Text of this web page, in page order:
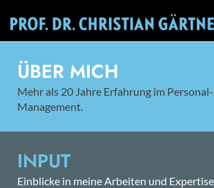
ÜBER MICH
Mehr als 20 Jahre Erfahrung im
Management.
INPUT
Einblicke in meine Arbeiten und